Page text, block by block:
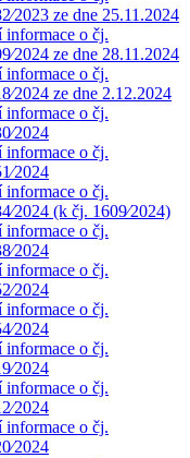
ze dne 25.11.2024
informace o čj.
ze dne 28.11.2024
informace o čj.
ze dne 2.12.2024
informace o čj.
informace o čj.
informace o čj.
(k čj. 1609⁄2024)
informace o čj.
informace o čj.
informace o čj.
informace o čj.
informace o čj.
informace o čj.